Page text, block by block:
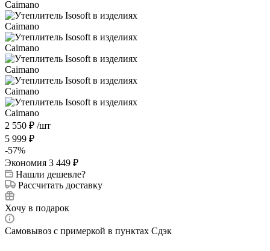
2 550 ₽ /шт
5 999 ₽
-57%
Экономия 3 449 ₽
Нашли дешевле?
Рассчитать доставку
Хочу в подарок
Самовывоз с примеркой в пунктах Сдэк